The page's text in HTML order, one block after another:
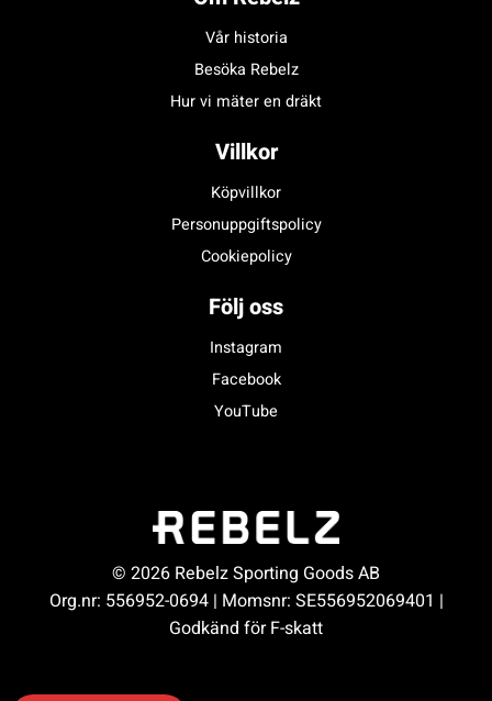
Vår historia
Besöka Rebelz
Hur vi mäter en dräkt
Villkor
Köpvillkor
Personuppgiftspolicy
Cookiepolicy
Följ oss
Instagram
Facebook
YouTube
© 2026 Rebelz Sporting Goods AB
Org.nr: 556952-0694 | Momsnr: SE556952069401 |
Godkänd för F-skatt